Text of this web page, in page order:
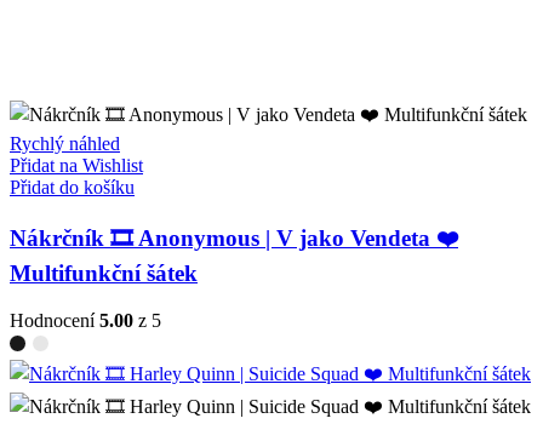
Rychlý náhled
Přidat na Wishlist
Přidat do košíku
Nákrčník 🎞️ Anonymous | V jako Vendeta ❤️
Multifunkční šátek
Hodnocení5.00 z 5